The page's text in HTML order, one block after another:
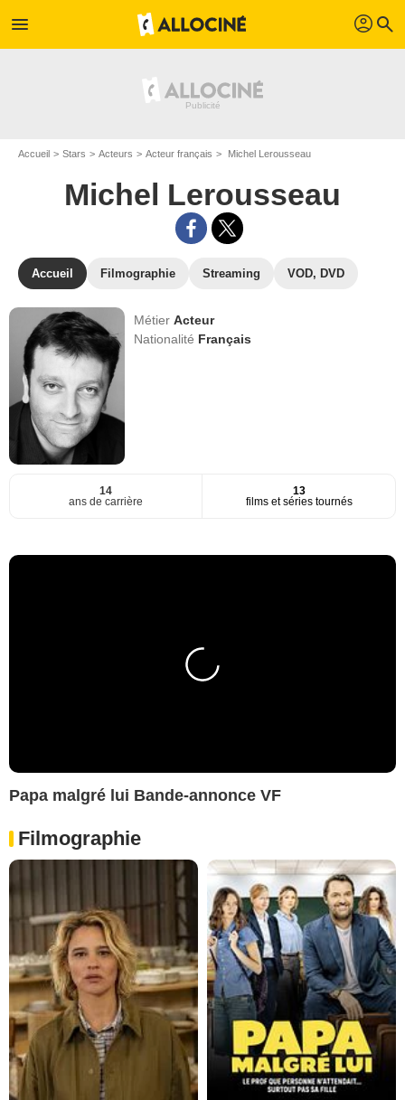
menu profil search
Accueil Stars Acteurs Acteur français Michel Lerousseau
Michel Lerousseau
Accueil Filmographie Streaming VOD, DVD
MétierActeur
Nationalité Français
14
ans de carrière
13
films et séries tournés
Papa malgré lui Bande-annonce VF
Filmographie